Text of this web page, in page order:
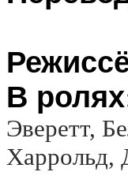
В ролях
Эверетт,
Харрольд,